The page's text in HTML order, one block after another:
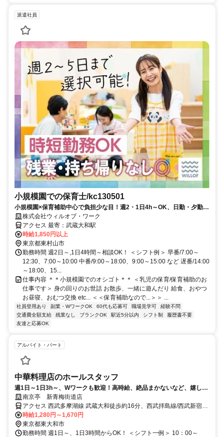
派遣社員
小規模園での保育士/kc130501
小規模園×保育補助中心で負担少な目！週2・1日4h～OK、日勤・夕勤等
の選択可！ミドル世代も
株式会社ウィルオブ・ワーク
アクセス 最寄：武蔵大和駅
時給1,850円以上
東京都東村山市
勤務時間 週2日～,1日4時間～相談OK！ ＜シフト例＞ 早番/7:00～
12:30、7:00～10:00 中番/9:00～18:00、9:00～15:00 など 遅番/14:00
～18:00、15...
仕事内容 ＊＊小規模園でのオシゴト＊＊ ＜乳児の保育/保育補助のお
仕事です＞ 身の回りのお世話 お散歩、一緒に遊んだり 給食、おやつ
お昼寝、おむつ交換 etc... ＜＜保育補助なので...＞＞ ...
社員登用あり 副業・WワークOK 60代も応募可 職場見学可
経験不問
交通費全額支給
残業なし ブランクOK 駅近5分以内 シフト制
履歴書不要
友達と応募OK
アルバイト・パート
中華料理店のホールスタッフ
週1日～1日3h～、Wワークも歓迎！高時給、絶品まかないなど、嬉しい
メリット多数！
南京亭 新青梅街道店
アクセス 西武多摩湖線 武蔵大和徒歩約16分、西武拝島線/西武新宿線
東大和市徒歩約25分、西武山口線 多摩湖南口徒歩約31分 武蔵大和駅
徒歩17分
時給1,280円～1,670円
東京都東大和市
勤務時間 週1日～、1日3時間からOK！ ＜シフト一例＞ 10：00～